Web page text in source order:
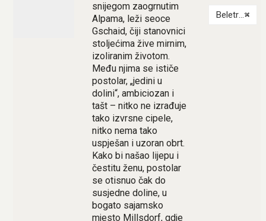
snijegom zaogrnutim
Alpama, leži seoce
Gschaid, čiji stanovnici
stoljećima žive mirnim,
izoliranim životom.
Među njima se ističe
postolar, „jedini u
dolini“, ambiciozan i
tašt – nitko ne izrađuje
tako izvrsne cipele,
nitko nema tako
uspješan i uzoran obrt.
Kako bi našao lijepu i
čestitu ženu, postolar
se otisnuo čak do
susjedne doline, u
bogato sajamsko
mjesto Millsdorf, gdje
×
Beletristika